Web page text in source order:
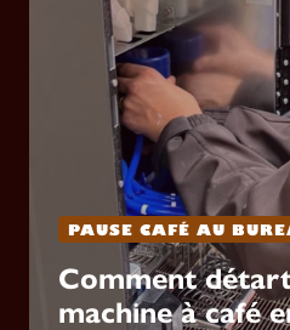
PAUSE CAFÉ AU
Comment
machine à café